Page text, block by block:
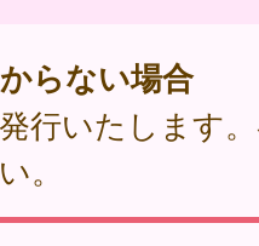
らない場合
行いたします
。